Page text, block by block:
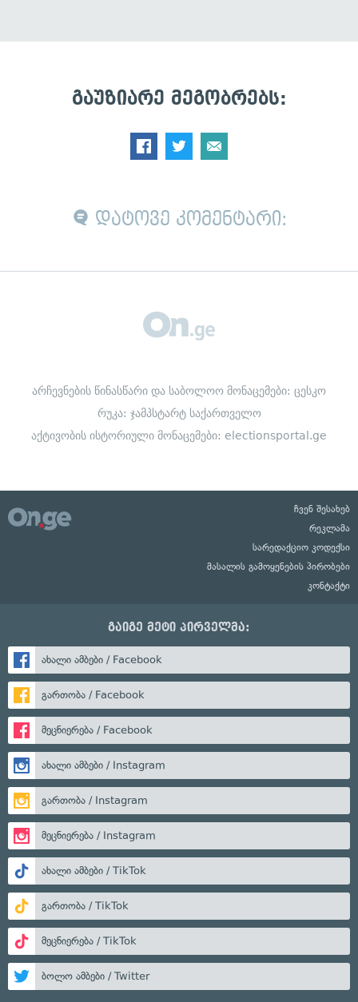
გაუზიარე მეგობრებს:
დატოვე კომენტარი:
არჩევნების წინასწარი და საბოლოო მონაცემები: ცესკო
რუკა: ჯამპსტარტ საქართველო
აქტივობის ისტორიული მონაცემები: electionsportal.ge
ჩვენ შესახებ
რეკლამა
სარედაქციო კოდექსი
მასალის გამოყენების პირობები
კონტაქტი
გაიგე მეტი პირველმა:
ახალი ამბები / Facebook
გართობა / Facebook
მეცნიერება / Facebook
ახალი ამბები / Instagram
გართობა / Instagram
მეცნიერება / Instagram
ახალი ამბები / TikTok
გართობა / TikTok
მეცნიერება / TikTok
ბოლო ამბები / Twitter